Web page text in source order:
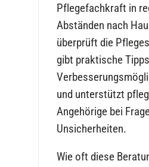
Pflegefachkraft in
Abständen nach
überprüft die
gibt praktische
und unterstützt
Angehörige bei
Unsicherheiten.
Wie oft diese